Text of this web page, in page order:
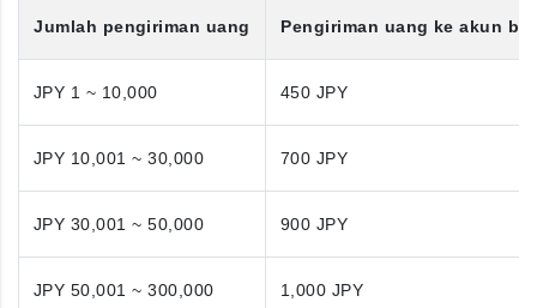
Jumlah pengiriman uang Pengiriman uang ke akun
JPY 1 ~ 10,000 450 JPY
JPY 10,001 ~ 30,000 700 JPY
JPY 30,001 ~ 50,000 900 JPY
JPY 50,001 ~ 300,000 1,000 JPY